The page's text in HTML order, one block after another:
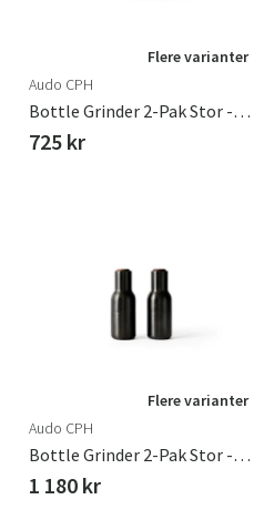
Flere varianter
Audo CPH
Bottle Grinder 2-Pak Stor - Blå / Bøg
725 kr
Flere varianter
Audo CPH
Bottle Grinder 2-Pak Stor - Messing Bronzeret / Valnød
1 180 kr